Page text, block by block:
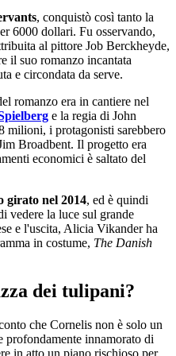
, conquistò così tanto la
6000 dollari. Fu osservando,
al pittore Job Berckheyde,
il suo romanzo incantata
e circondata da serve.
romanzo era in cantiere nel
e la regia di John
milioni, i protagonisti sarebbero
Broadbent. Il progetto era
economici è saltato del
girato nel 2014, ed è quindi
vedere la luce sul grande
e l'uscita, Alicia Vikander ha
in costume, The Danish
dei tulipani?
che Cornelis non è solo un
profondamente innamorato di